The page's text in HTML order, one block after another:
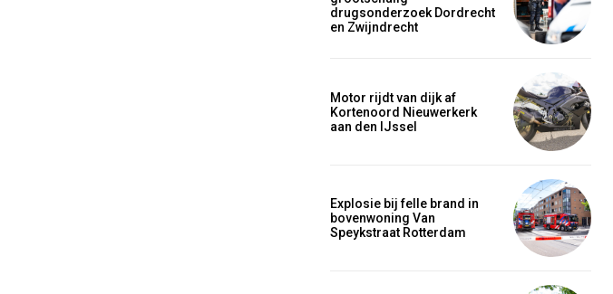
drugsonderzoek Dordrecht
en Zwijndrecht
Motor rijdt van dijk af
Kortenoord Nieuwerkerk
aan den IJssel
Explosie bij felle brand in
bovenwoning Van
Speykstraat Rotterdam